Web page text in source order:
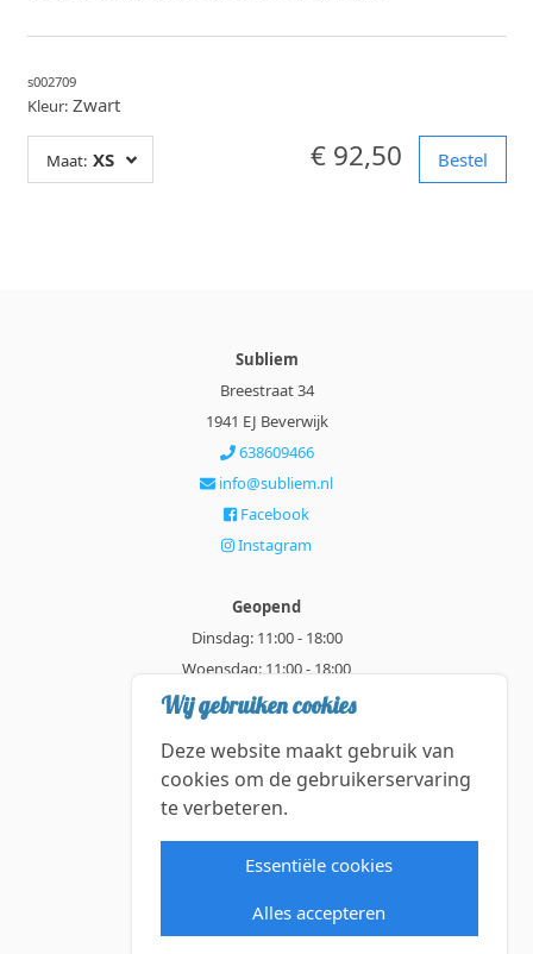
s002709
Kleur: Zwart
Maat: XS € 92,50 Bestel
Subliem
Breestraat 34
1941 EJ Beverwijk
638609466
info@subliem.nl
Facebook
Instagram
Geopend
Dinsdag: 11:00 - 18:00
Woensdag: 11:00 - 18:00
Donderdag: 11:00 - 21:00
Zaterdag: 11:00 - 18:00
Alle getoonde prijzen zijn incl. BTW.
©2026 Subliem — All rights reserved.
Wij gebruiken cookies
Deze website maakt gebruik van
cookies om de gebruikerservaring
te verbeteren.
Essentiële cookies
Alles accepteren